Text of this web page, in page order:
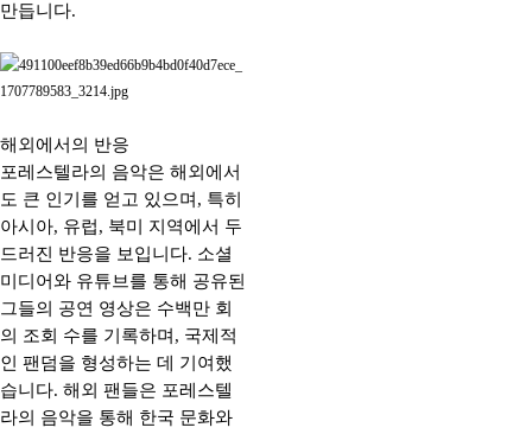
만듭니다.
해외에서의 반응
포레스텔라의 음악은 해외에서
도 큰 인기를 얻고 있으며, 특히
아시아, 유럽, 북미 지역에서 두
드러진 반응을 보입니다. 소셜
미디어와 유튜브를 통해 공유된
그들의 공연 영상은 수백만 회
의 조회 수를 기록하며, 국제적
인 팬덤을 형성하는 데 기여했
습니다. 해외 팬들은 포레스텔
라의 음악을 통해 한국 문화와